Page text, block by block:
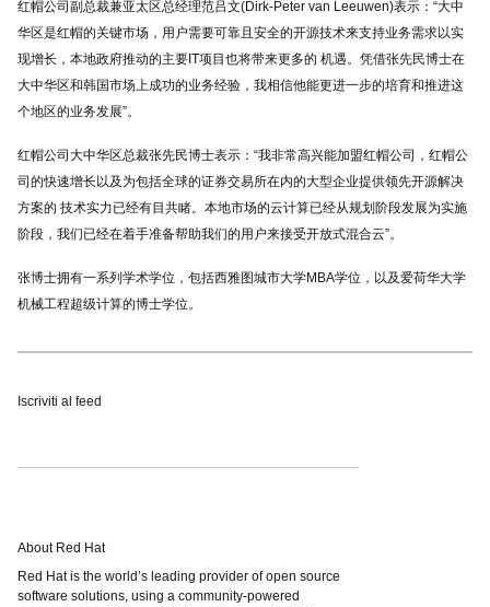
红帽公司副总裁兼亚太区总经理范吕文(Dirk-Peter van Leeuwen)表示：“大中
华区是红帽的关键市场，用户需要可靠且安全的开源技术来支持业务需求以实
现增长，本地政府推动的主要IT项目也将带来更多的 机遇。凭借张先民博士在
大中华区和韩国市场上成功的业务经验，我相信他能更进一步的培育和推进这
个地区的业务发展”。
红帽公司大中华区总裁张先民博士表示：“我非常高兴能加盟红帽公司，红帽公
司的快速增长以及为包括全球的证券交易所在内的大型企业提供领先开源解决
方案的 技术实力已经有目共睹。本地市场的云计算已经从规划阶段发展为实施
阶段，我们已经在着手准备帮助我们的用户来接受开放式混合云”。
张博士拥有一系列学术学位，包括西雅图城市大学MBA学位，以及爱荷华大学
机械工程超级计算的博士学位。
Iscriviti al feed
About Red Hat
Red Hat is the world’s leading provider of open source
software solutions, using a community-powered